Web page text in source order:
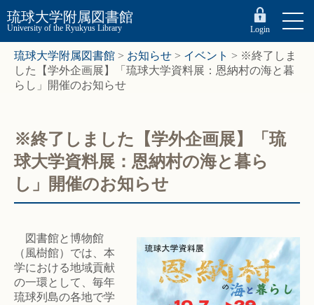
琉球大学附属図書館
University of the Ryukyus Library Login
琉球大学附属図書館 > お知らせ > イベント > ※終了しま
した【学外企画展】「琉球大学資料展：恩納村の海と暮
らし」開催のお知らせ
※終了しました【学外企画展】「琉
球大学資料展：恩納村の海と暮ら
し」開催のお知らせ
図書館と博物館
（風樹館）では、本
学における地域貢献
の一環として、毎年
琉球列島の各地で学